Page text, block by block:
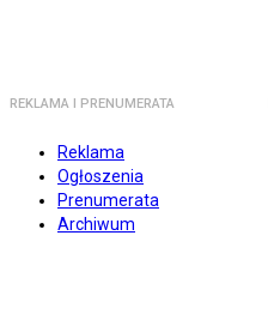
REKLAMA I PRENUMERATA
Reklama
Ogłoszenia
Prenumerata
Archiwum